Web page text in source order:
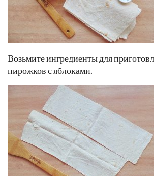
Возьмите ингредиенты для
пирожков с яблоками.